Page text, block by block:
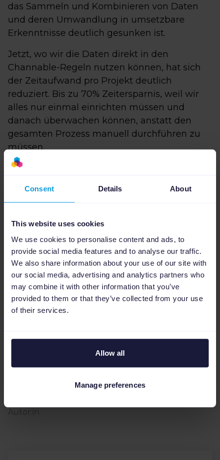
Consent Details About
This website uses cookies
We use cookies to personalise content and ads, to
provide social media features and to analyse our traffic.
We also share information about your use of our site with
our social media, advertising and analytics partners who
may combine it with other information that you’ve
provided to them or that they’ve collected from your use
of their services.
Allow all
Manage preferences
das Sammeln und Kombinieren von Daten
und deren Umwandlung in umsetzbare
Erkenntnisse deutlich gesunken ist.
Jetzt, wo wir die Daten direkt in den
Channable-Regeln nutzen können, hat sich
der Zeitaufwand pro Projekt deutlich
reduziert. Bis zu 70% Zeitersparnis, weil wir
alles nur einmal einrichten müssen und
danach überwachen können, anstatt den
gesamten Prozess manuell durchführen zu
müssen.